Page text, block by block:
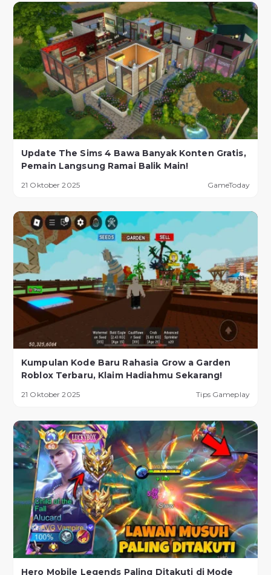
Update The Sims 4 Bawa Banyak Konten Gratis,
Pemain Langsung Ramai Balik Main!
21 Oktober 2025 GameToday
Kumpulan Kode Baru Rahasia Grow a Garden
Roblox Terbaru, Klaim Hadiahmu Sekarang!
21 Oktober 2025 Tips Gameplay
Hero Mobile Legends Paling Ditakuti di Mode